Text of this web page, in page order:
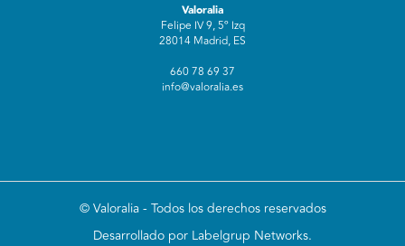
Valoralia
Felipe IV 9, 5º Izq
28014 Madrid, ES
660 78 69 37
info@valoralia.es
©Valoralia- Todos los derechos reservados
Desarrollado por Labelgrup Networks.